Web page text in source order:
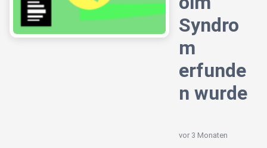
Syndro
m
erfunde
n wurde
vor 3 Monaten